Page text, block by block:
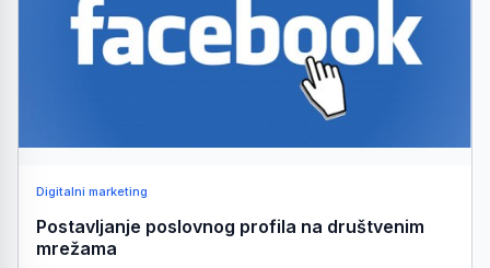
Digitalni marketing
Postavljanje poslovnog profila na društvenim
mrežama